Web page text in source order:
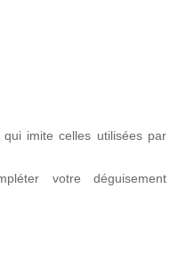
imite celles utilisées par
votre déguisement